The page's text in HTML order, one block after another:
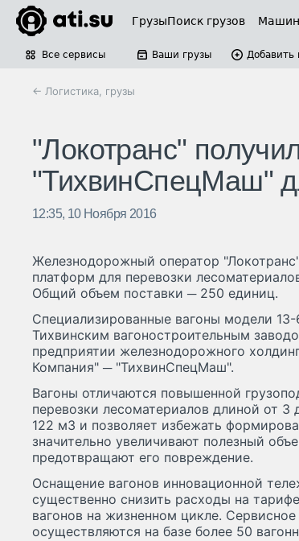
ГрузыПоиск грузов
Все сервисы Ваши грузы Добавить
← Логистика, грузы
"Локотранс"
"ТихвинСпецМаш"
12:35, 10 Ноября 2016
Железнодорожный оператор
платформ для перевозки
Общий объем поставки ─ 250 единиц.
Специализированные вагоны модели
Тихвинским вагоностроительным
предприятии железнодорожного
Компания" ─ "ТихвинСпецМаш".
Вагоны отличаются повышенной
перевозки лесоматериалов длиной от
122 м3 и позволяет избежать
значительно увеличивают полезный
предотвращают его повреждение.
Оснащение вагонов инновационной
существенно снизить расходы на
вагонов на жизненном цикле.
осуществляются на базе более 50